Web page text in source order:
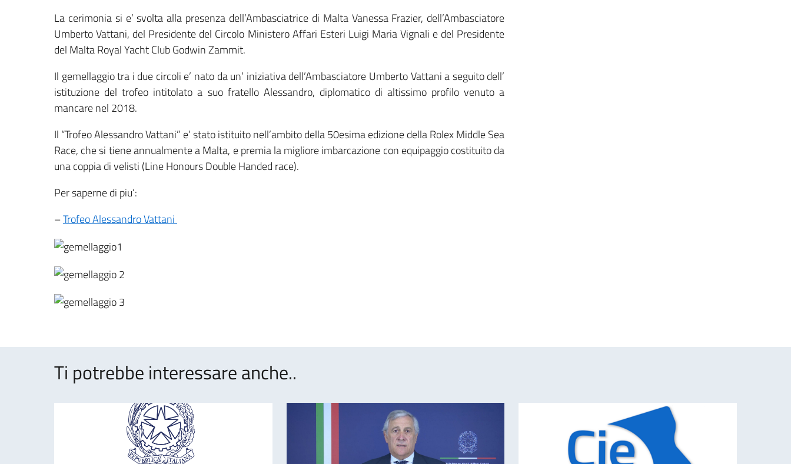
La cerimonia si e’ svolta alla presenza dell’Ambasciatrice di Malta Vanessa Frazier, dell’Ambasciatore
Umberto Vattani, del Presidente del Circolo Ministero Affari Esteri Luigi Maria Vignali e del Presidente
del Malta Royal Yacht Club Godwin Zammit.
Il gemellaggio tra i due circoli e’ nato da un’ iniziativa dell’Ambasciatore Umberto Vattani a seguito dell’
istituzione del trofeo intitolato a suo fratello Alessandro, diplomatico di altissimo profilo venuto a
mancare nel 2018.
Il “Trofeo Alessandro Vattani” e’ stato istituito nell’ambito della 50esima edizione della Rolex Middle Sea
Race, che si tiene annualmente a Malta, e premia la migliore imbarcazione con equipaggio costituito da
una coppia di velisti (Line Honours Double Handed race).
Per saperne di piu’:
–Trofeo Alessandro Vattani
Ti potrebbe interessare anche..